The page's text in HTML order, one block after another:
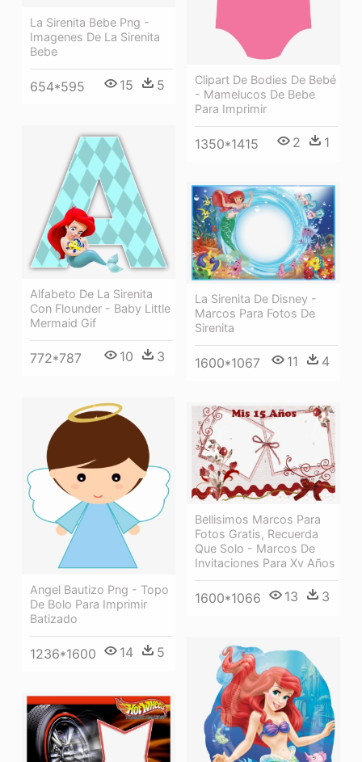
La Sirenita Bebe Png -
Imagenes De La Sirenita
Bebe
654*595 15 5
Clipart De Bodies De Bebé
- Mamelucos De Bebe
Para Imprimir
1350*1415 2 1
Alfabeto De La Sirenita
Con Flounder - Baby Little
Mermaid Gif
772*787 10 3
La Sirenita De Disney -
Marcos Para Fotos De
Sirenita
1600*1067 11 4
Angel Bautizo Png - Topo
De Bolo Para Imprimir
Batizado
1236*1600 14 5
Bellisimos Marcos Para
Fotos Gratis, Recuerda
Que Solo - Marcos De
Invitaciones Para Xv Años
1600*1066 13 3